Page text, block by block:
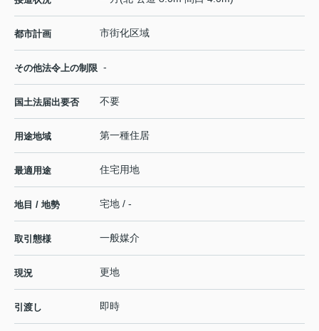
都市計画 市街化区域
その他法令上の制限 -
国土法届出要否 不要
用途地域 第一種住居
最適用途 住宅用地
地目 / 地勢 宅地 / -
取引態様 一般媒介
現況 更地
引渡し 即時